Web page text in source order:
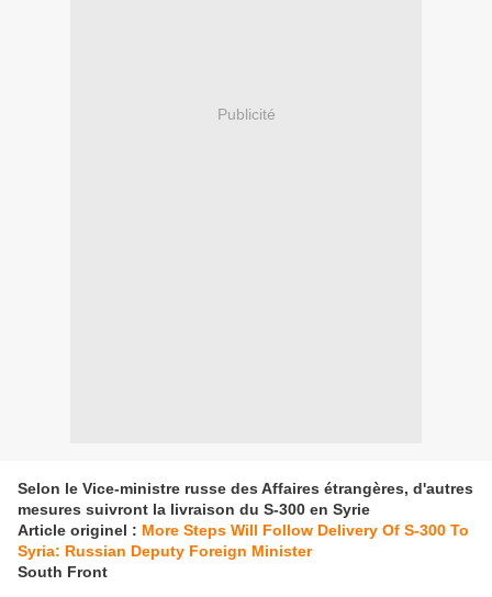
Publicité
Selon le Vice-ministre russe des Affaires étrangères, d'autres
mesures suivront la livraison du S-300 en Syrie
Article originel : More Steps Will Follow Delivery Of S-300 To
Syria: Russian Deputy Foreign Minister
South Front